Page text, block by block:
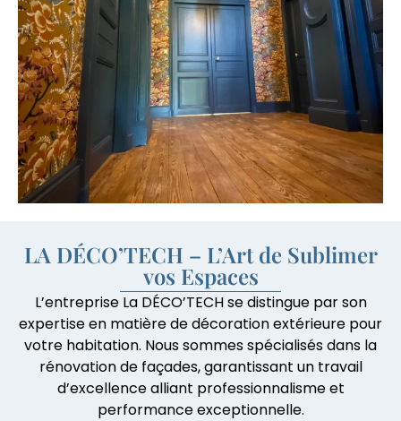
LA DÉCO’TECH – L’Art de Sublimer
vos Espaces
L’entreprise La DÉCO’TECH se distingue par son
expertise en matière de décoration extérieure pour
votre habitation. Nous sommes spécialisés dans la
rénovation de façades, garantissant un travail
d’excellence alliant professionnalisme et
performance exceptionnelle.